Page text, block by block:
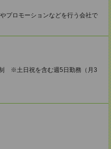
プロモーションなどを行う会社で
※土日祝を含む週5日勤務（月3